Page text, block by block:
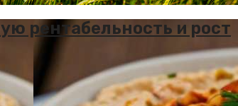
рентабельность и рост